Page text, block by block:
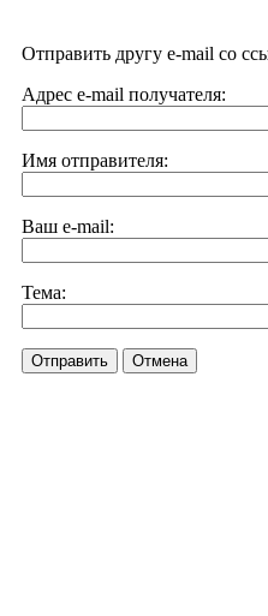
Отправить другу e-mail со
Адрес e-mail получателя:
Имя отправителя:
Ваш e-mail:
Тема:
Отправить Отмена